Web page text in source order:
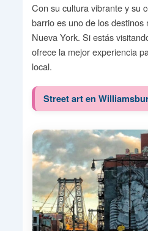
Con su cultura vibrante y su
barrio es uno de los destinos
Nueva York. Si estás
ofrece la mejor experiencia
local.
Street art en